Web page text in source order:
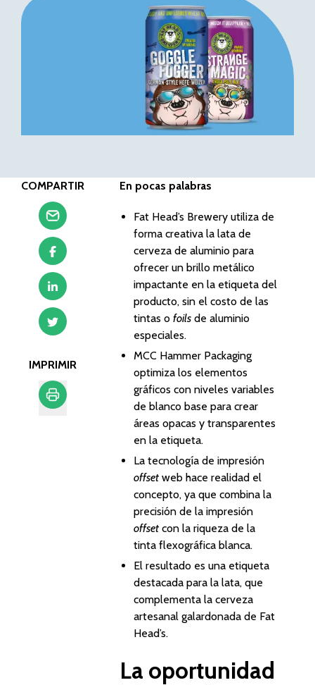
COMPARTIR
IMPRIMIR
En pocas palabras
Fat Head’s Brewery utiliza de
forma creativa la lata de
cerveza de aluminio para
ofrecer un brillo metálico
impactante en la etiqueta del
producto, sin el costo de las
tintas o foils de aluminio
especiales.
MCC Hammer Packaging
optimiza los elementos
gráficos con niveles variables
de blanco base para crear
áreas opacas y transparentes
en la etiqueta.
La tecnología de impresión
offset web hace realidad el
concepto, ya que combina la
precisión de la impresión
offset con la riqueza de la
tinta flexográfica blanca.
El resultado es una etiqueta
destacada para la lata, que
complementa la cerveza
artesanal galardonada de Fat
Head’s.
La oportunidad